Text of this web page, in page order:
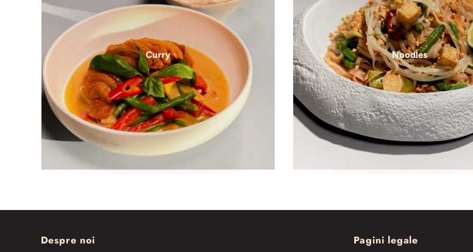
Curry Noodles
Despre noi Pagini legale